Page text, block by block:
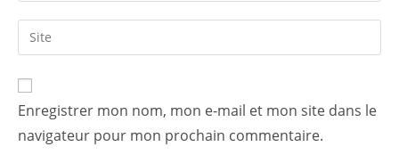
Enregistrer mon nom, mon e-mail et mon site dans le
navigateur pour mon prochain commentaire.